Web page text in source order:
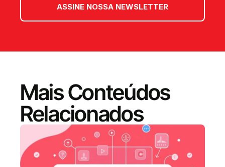
ASSINE NOSSA NEWSLETTER
Mais Conteúdos
Relacionados